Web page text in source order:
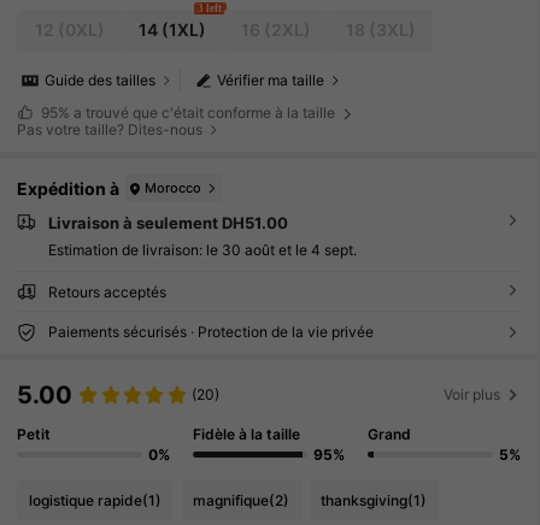
14 (1XL)
3 left
Vérifier ma taille
Guide des tailles
95% a trouvé que c'était conforme à la taille
Pas votre taille? Dites-nous
Expédition à Morocco
Livraison à seulement DH51.00
Estimation de livraison: le 30 août et le 4 sept.
Retours acceptés
Paiements sécurisés · Protection de la vie privée
5.00 (20) Voir plus
Petit
0%
Fidèle à la taille
95%
Grand
5%
logistique rapide(1) magnifique(2) thanksgiving(1)